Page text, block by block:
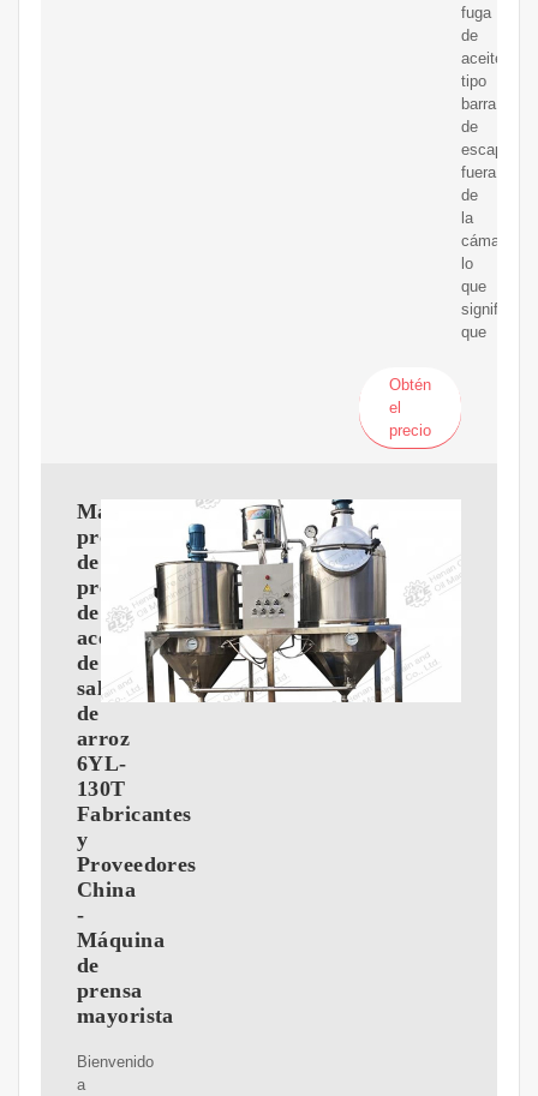
fuga
de
aceite
tipo
barra
de
escape
fuera
de
la
cámara,
lo
que
significa
que
Obtén
el
precio
Máquina
profesional
de
prensado
de
aceite
de
salvado
de
arroz
6YL-
130T
Fabricantes
y
Proveedores
China
-
Máquina
de
prensa
mayorista
Bienvenido
a